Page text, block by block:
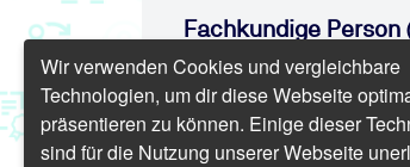
Fachkundige
Einstieg C
Präsenz | 3 Tage | ab
Wir verwenden Cookies und vergleichbare
Technologien, um dir diese Webseite
präsentieren zu können. Einige dieser
sind für die Nutzung unserer Webseite